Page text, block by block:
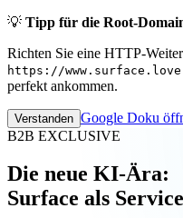
💡 Tipp für die Root-
Richten Sie eine HTTP-
https://www.surface.love
perfekt ankommen.
Verstanden Google Doku
B2B EXCLUSIVE
Die neue KI-Ära:
Surface als